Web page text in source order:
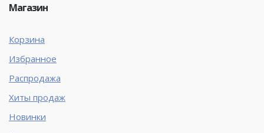
Магазин
Корзина
Избранное
Распродажа
Хиты продаж
Новинки